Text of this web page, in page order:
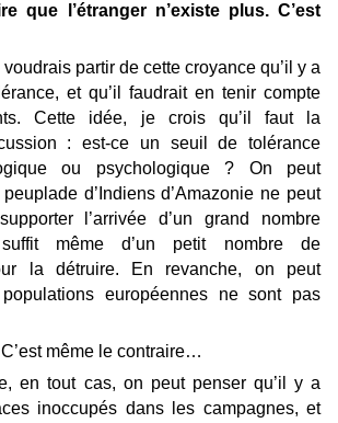
que l’étranger n’existe plus. C’est
voudrais partir de cette croyance qu’il y a
et qu’il faudrait en tenir compte
Cette idée, je crois qu’il faut la
: est-ce un seuil de tolérance
ou psychologique ? On peut
d’Indiens d’Amazonie ne peut
l’arrivée d’un grand nombre
suffit même d’un petit nombre de
la détruire. En revanche, on peut
européennes ne sont pas
C’est même le contraire…
en tout cas, on peut penser qu’il y a
inoccupés dans les campagnes, et